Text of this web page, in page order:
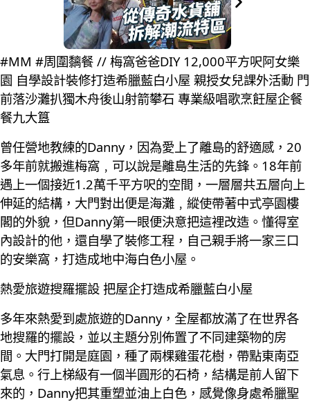
#MM #周圍黐餐 // 梅窩爸爸DIY 12,000平方呎阿女樂
園 自學設計裝修打造希臘藍白小屋 親授女兒課外活動 門
前落沙灘扒獨木舟後山射箭攀石 專業級唱歌烹飪屋企餐
餐九大簋
曾任營地教練的Danny，因為愛上了離島的舒適感，20
多年前就搬進梅窩﹐可以說是離島生活的先鋒。18年前
遇上一個接近1.2萬千平方呎的空間，一層層共五層向上
伸延的結構，大門對出便是海灘﹐縱使帶著中式亭園樓
閣的外貌，但Danny第一眼便決意把這裡改造。懂得室
內設計的他，還自學了裝修工程，自己親手將一家三口
的安樂窩，打造成地中海白色小屋。
熱愛旅遊搜羅擺設 把屋企打造成希臘藍白小屋
多年來熱愛到處旅遊的Danny，全屋都放滿了在世界各
地搜羅的擺設，並以主題分別佈置了不同建築物的房
間。大門打開是庭園，種了兩棵雞蛋花樹，帶點東南亞
氣息。行上梯級有一個半圓形的石椅，結構是前人留下
來的，Danny把其重塑並油上白色，感覺像身處希臘聖